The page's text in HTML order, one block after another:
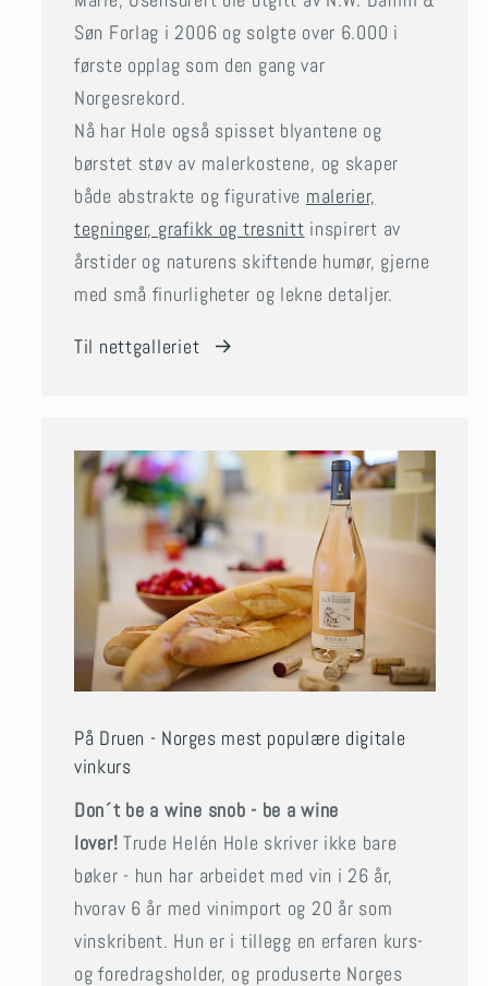
Søn Forlag i 2006 og solgte over 6.000 i
første opplag som den gang var
Norgesrekord.
Nå har Hole også spisset blyantene og
børstet støv av malerkostene, og skaper
både abstrakte og figurative malerier,
tegninger, grafikk og tresnitt inspirert av
årstider og naturens skiftende humør, gjerne
med små finurligheter og lekne detaljer.
Til nettgalleriet
På Druen - Norges mest populære digitale
vinkurs
Don´t be a wine snob - be a wine
lover!Trude Helén Hole skriver ikke bare
bøker - hun har arbeidet med vin i 26 år,
hvorav 6 år med vinimport og 20 år som
vinskribent. Hun er i tillegg en erfaren kurs-
og foredragsholder, og produserte Norges